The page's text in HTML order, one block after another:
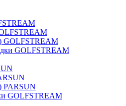
GOLFSTREAM
GOLFSTREAM
PARSUN
GOLFSTREAM